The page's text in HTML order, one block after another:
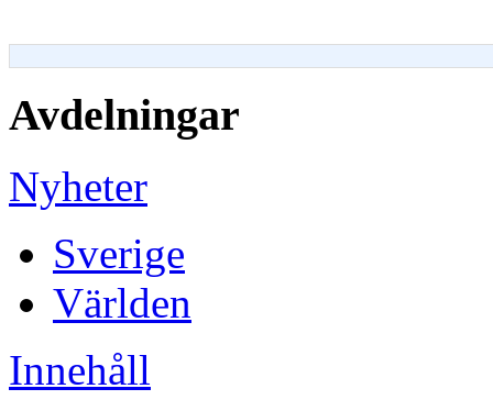
Avdelningar
Nyheter
Sverige
Världen
Innehåll